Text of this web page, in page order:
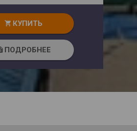
shopping_cart КУПИТЬ
ПОДРОБНЕЕ